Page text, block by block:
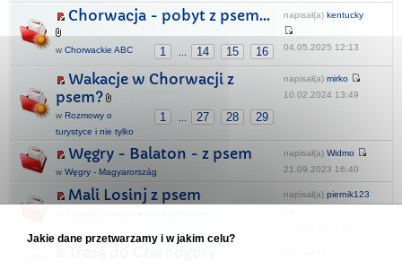
Chorwacja - pobyt z psem...
1 ... 14 15 16
w Chorwackie ABC
napisał(a) kentucky
04.05.2025 12:13
Wakacje w Chorwacji z
psem?
1 ... 27 28 29
w Rozmowy o
turystyce i nie tylko
napisał(a) mirko
10.02.2024 13:49
Węgry - Balaton - z psem
w Węgry - Magyarország
napisał(a) Widmo
21.09.2023 16:40
Mali Losinj z psem napisał(a) piernik123
Jakie dane przetwarzamy i w jakim celu?